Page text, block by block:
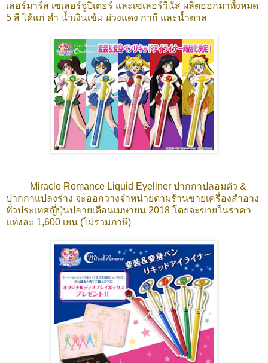
เลอร์มาร์ส เซเลอร์จูปิเตอร์ และเซเลอร์วีนัส ผลิตออกมาทั้งหมด
5 สี ได้แก่ ดำ น้ำเงินเข้ม ม่วงแดง กากี และน้ำตาล
Miracle Romance Liquid Eyeliner ปากกาปลอมตัว &
ปากกาแปลงร่าง จะออกวางจำหน่ายตามร้านขายเครื่องสำอาง
ทั่วประเทศญี่ปุ่นปลายเดือนเมษายน 2018 โดยจะขายในราคา
แท่งละ 1,600 เยน (ไม่รวมภาษี)